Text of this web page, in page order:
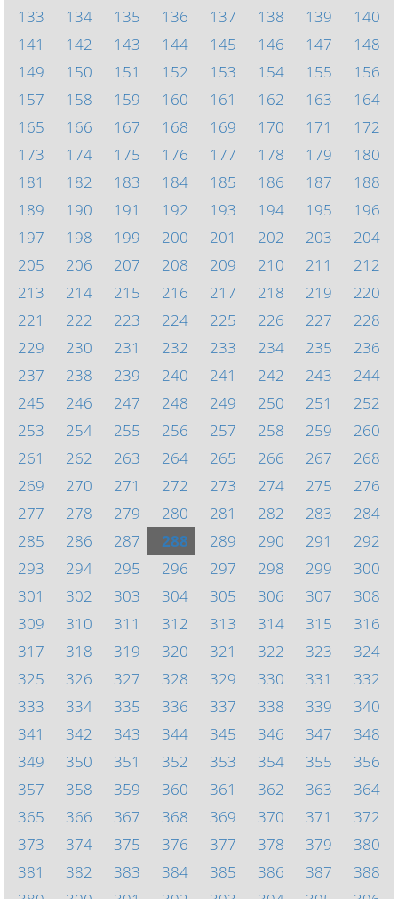
133
134 135 136 137 138 139
140
141
142 143 144 145 146 147
148
149
150 151 152 153 154 155
156
157
158 159 160 161 162 163
164
165
166 167 168 169 170 171
172
173
174 175 176 177 178 179
180
181
182 183 184 185 186 187
188
189
190 191 192 193 194 195
196
197
198 199 200 201 202 203
204
205
206 207 208 209 210 211
212
213
214 215 216 217 218 219
220
221
222 223 224 225 226 227
228
229
230 231 232 233 234 235
236
237
238 239 240 241 242 243
244
245
246 247 248 249 250 251
252
253
254 255 256 257 258 259
260
261
262 263 264 265 266 267
268
269
270 271 272 273 274 275
276
277
278 279 280 281 282 283
284
285
286 287 288 289 290 291
292
293
294 295 296 297 298 299
300
301
302 303 304 305 306 307
308
309
310 311 312 313 314 315
316
317
318 319 320 321 322 323
324
325
326 327 328 329 330 331
332
333
334 335 336 337 338 339
340
341
342 343 344 345 346 347
348
349
350 351 352 353 354 355
356
357
358 359 360 361 362 363
364
365
366 367 368 369 370 371
372
373
374 375 376 377 378 379
380
381
382 383 384 385 386 387
388